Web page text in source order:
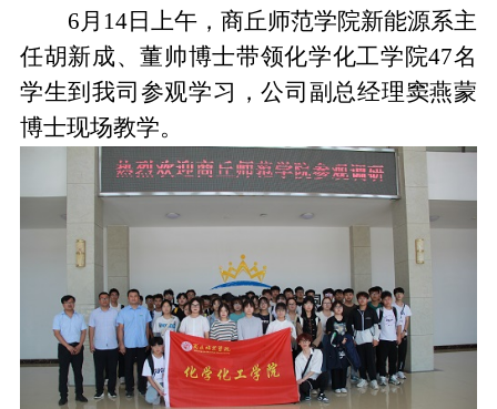
6月14日上午，商丘师范学院新能源系主
任胡新成、董帅博士带领化学化工学院47名
学生到我司参观学习，公司副总经理窦燕蒙
博士现场教学。